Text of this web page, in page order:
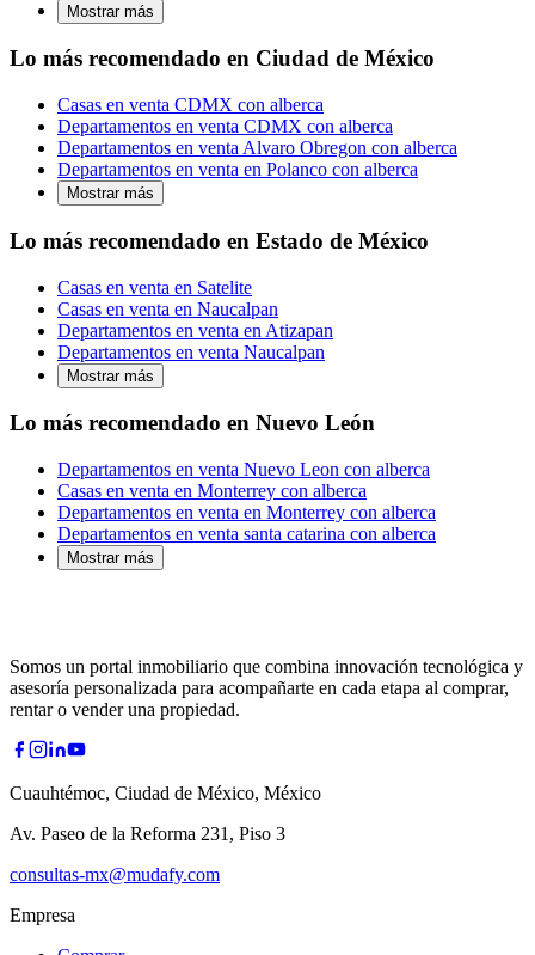
Mostrar más
Lo más recomendado en Ciudad de México
Casas en venta CDMX con alberca
Departamentos en venta CDMX con alberca
Departamentos en venta Alvaro Obregon con alberca
Departamentos en venta en Polanco con alberca
Mostrar más
Lo más recomendado en Estado de México
Casas en venta en Satelite
Casas en venta en Naucalpan
Departamentos en venta en Atizapan
Departamentos en venta Naucalpan
Mostrar más
Lo más recomendado en Nuevo León
Departamentos en venta Nuevo Leon con alberca
Casas en venta en Monterrey con alberca
Departamentos en venta en Monterrey con alberca
Departamentos en venta santa catarina con alberca
Mostrar más
Somos un portal inmobiliario que combina innovación tecnológica y
asesoría personalizada para acompañarte en cada etapa al comprar,
rentar o vender una propiedad.
Cuauhtémoc, Ciudad de México, México
Av. Paseo de la Reforma 231, Piso 3
consultas-mx@mudafy.com
Empresa